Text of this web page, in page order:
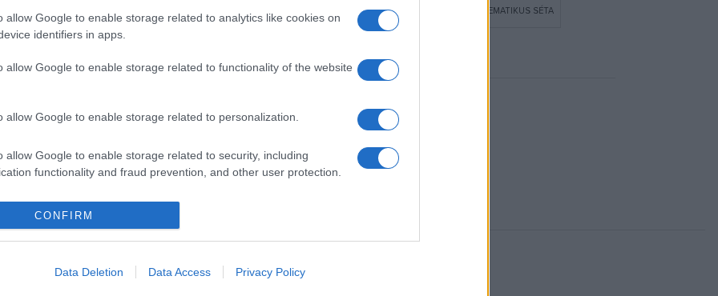
allow Google to enable storage related to analytics like cookies on
identifiers in apps.
allow Google to enable storage related to functionality of the website
allow Google to enable storage related to personalization.
allow Google to enable storage related to security, including
functionality and fraud prevention, and other user protection.
CONFIRM
Data Deletion Data Access Privacy Policy
SZECESSZIÓ TEMATIKUS SÉTA